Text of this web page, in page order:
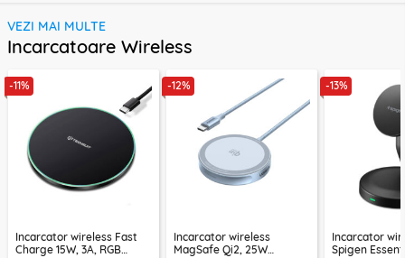
VEZI MAI MULTE
Incarcatoare Wireless
-11%
Incarcator wireless Fast
Charge 15W, 3A, RGB
-12%
Incarcator wireless
MagSafe Qi2, 25W
-13%
Incarcator
Spigen